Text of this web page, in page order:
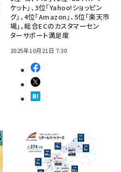
ケット」、3位「Yahoo!ショッピン
グ」、4位「Amazon」、5位「楽天市
場」。総合ECのカスタマーセン
ターサポート満足度
2025年10月21日 7:30